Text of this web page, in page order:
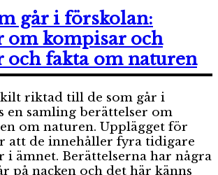
går i förskolan:
om kompisar och
och fakta om naturen
riktad till de som går i
en samling berättelser om
om naturen. Upplägget för
att de innehåller fyra tidigare
i ämnet. Berättelserna har några
på nacken och det här känns